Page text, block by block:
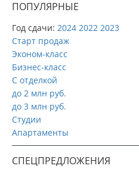
ПОПУЛЯРНЫЕ
Год сдачи: 2024 2022 2023
Старт продаж
Эконом-класс
Бизнес-класс
С отделкой
до 2 млн руб.
до 3 млн руб.
Студии
Апартаменты
СПЕЦПРЕДЛОЖЕНИЯ